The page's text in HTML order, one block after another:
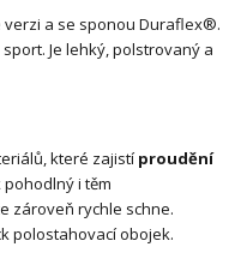
verzi a se sponou Duraflex®.
Je lehký, polstrovaný a
které zajistí proudění
i těm
zároveň rychle schne.
polostahovací obojek.